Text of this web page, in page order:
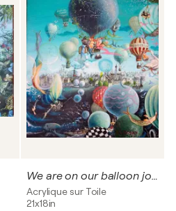
We are on our balloon journey
Acrylique sur Toile
21x18in